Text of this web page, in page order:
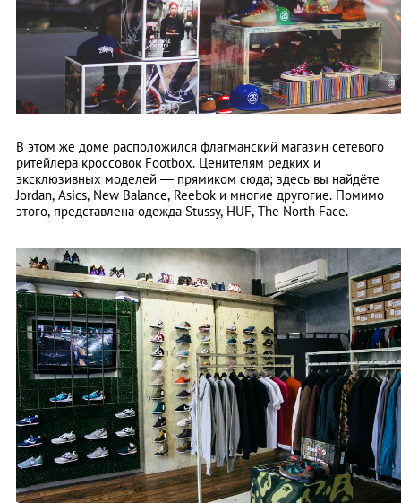
В этом же доме расположился флагманский магазин сетевого
ритейлера кроссовок Footbox. Ценителям редких и
эксклюзивных моделей — прямиком сюда; здесь вы найдёте
Jordan, Asics, New Balance, Reebok и многие другогие. Помимо
этого, представлена одежда Stussy, HUF, The North Face.